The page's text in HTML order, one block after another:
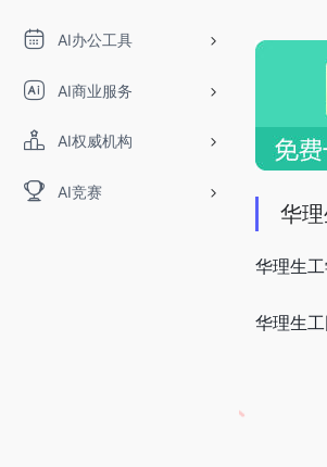
AI办公工具
AI商业服务
AI权威机构
AI竞赛
华
华理生
华理生